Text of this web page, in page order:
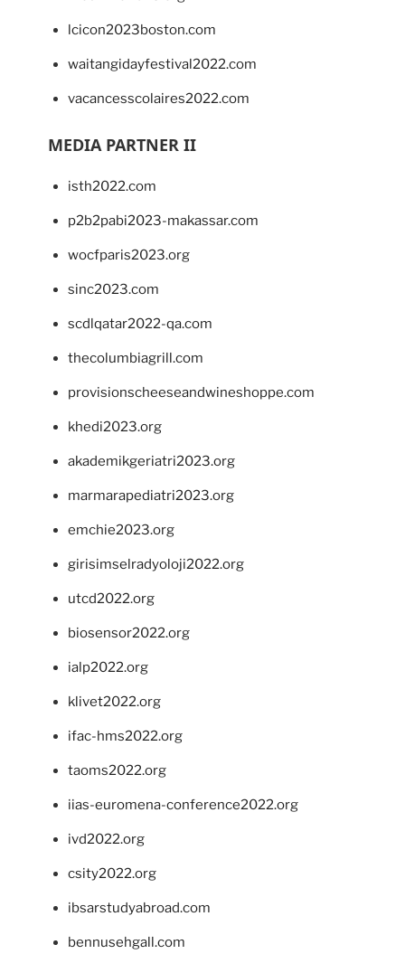
lcicon2023boston.com
waitangidayfestival2022.com
vacancesscolaires2022.com
MEDIA PARTNER II
isth2022.com
p2b2pabi2023-makassar.com
wocfparis2023.org
sinc2023.com
scdlqatar2022-qa.com
thecolumbiagrill.com
provisionscheeseandwineshoppe.com
khedi2023.org
akademikgeriatri2023.org
marmarapediatri2023.org
emchie2023.org
girisimselradyoloji2022.org
utcd2022.org
biosensor2022.org
ialp2022.org
klivet2022.org
ifac-hms2022.org
taoms2022.org
iias-euromena-conference2022.org
ivd2022.org
csity2022.org
ibsarstudyabroad.com
bennusehgall.com